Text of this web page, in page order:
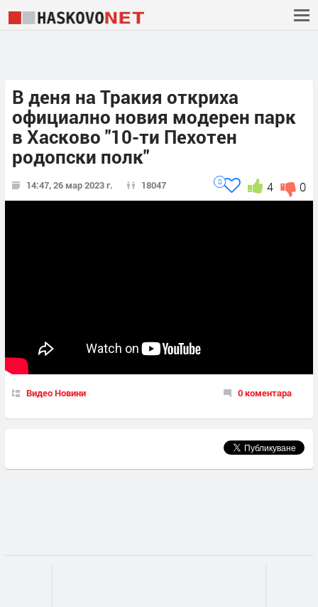
В деня на Тракия откриха
официално новия модерен парк
в Хасково "10-ти Пехотен
родопски полк"
14:47, 26 мар 2023 г. 18047 0
4
0
Видео Новини 0 коментара